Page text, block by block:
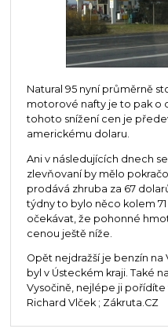
Natural 95 nyní průměrně
motorové nafty je to pak o
tohoto snížení cen je
americkému dolaru.
Ani v následujících dnech
zlevňovaní by mělo
prodává zhruba za 67
týdny to bylo něco kolem
očekávat, že pohonné
cenou ještě níže.
Opět nejdražší je benzín na
byl v Ústeckém kraji. Také
Vysočině, nejlépe ji pořídíte
Richard Vlček ; Zákruta.CZ